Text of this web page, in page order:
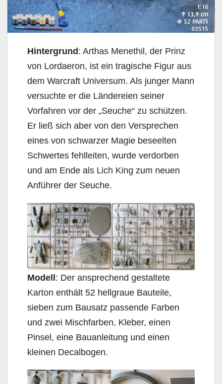
Hintergrund : Arthas Menethil, der Prinz
von Lordaeron, ist ein tragische Figur aus
dem Warcraft Universum. Als junger Mann
versuchte er die Ländereien seiner
Vorfahren vor der „Seuche“ zu schützen.
Er ließ sich aber von den Versprechen
eines von schwarzer Magie beseelten
Schwertes fehlleiten, wurde verdorben
und am Ende als Lich King zum neuen
Anführer der Seuche.
Modell: Der ansprechend gestaltete
Karton enthält 52 hellgraue Bauteile,
sieben zum Bausatz passende Farben
und zwei Mischfarben, Kleber, einen
Pinsel, eine Bauanleitung und einen
kleinen Decalbogen.